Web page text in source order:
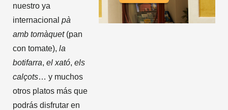
nuestro ya
internacional pà
amb tomàquet(pan
con tomate), la
botifarra, el xató, els
calçots… y muchos
otros platos más que
podrás disfrutar en